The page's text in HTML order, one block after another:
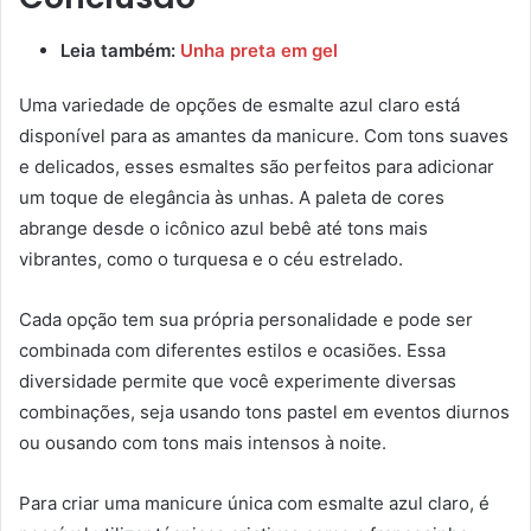
Leia também: Unha preta em gel
Uma variedade de opções de esmalte azul claro está
disponível para as amantes da manicure. Com tons suaves
e delicados, esses esmaltes são perfeitos para adicionar
um toque de elegância às unhas. A paleta de cores
abrange desde o icônico azul bebê até tons mais
vibrantes, como o turquesa e o céu estrelado.
Cada opção tem sua própria personalidade e pode ser
combinada com diferentes estilos e ocasiões. Essa
diversidade permite que você experimente diversas
combinações, seja usando tons pastel em eventos diurnos
ou ousando com tons mais intensos à noite.
Para criar uma manicure única com esmalte azul claro, é